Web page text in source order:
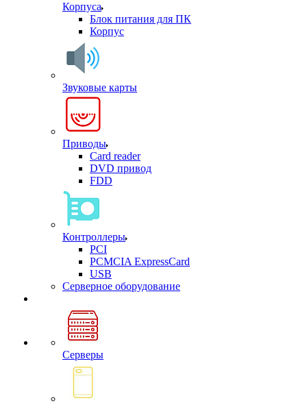
Корпуса
Блок питания для ПК
Корпус
Звуковые карты
Приводы
Card reader
DVD привод
FDD
Контроллеры
PCI
PCMCIA ExpressCard
USB
Cерверное оборудование
Серверы